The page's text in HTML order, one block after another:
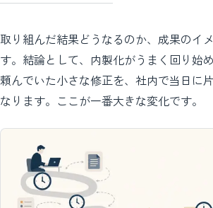
取り組んだ結果どうなるのか、成果のイ
す。結論として、内製化がうまく回り始
頼んでいた小さな修正を、社内で当日に
なります。ここが一番大きな変化です。